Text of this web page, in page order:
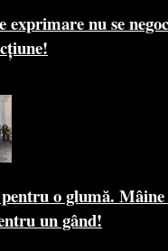
exprimare nu se
o glumă.
un gând!